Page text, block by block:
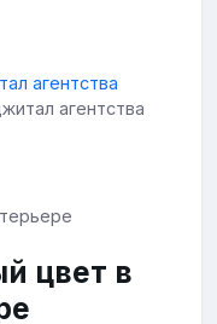
агентства
цвет в